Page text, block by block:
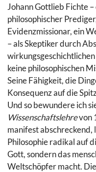
Johann Gottlieb Fichte
philosophischer
Evidenzmissionar, ein
– als Skeptiker durch
keine philosophischen
Seine Fähigkeit, die
Konsequenz auf die
Und so bewundere ich
Wissenschaftslehrevon
manifest
Philosophie radikal auf
Gott, sondern das
Weltschöpfer macht.